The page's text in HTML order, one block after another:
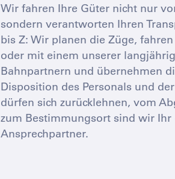
Wir fahren Ihre Güter nicht nur
sondern verantworten Ihren
bis Z: Wir planen die Züge,
oder mit einem unserer
Bahnpartnern und übernehmen
Disposition des Personals und
dürfen sich zurücklehnen, vom
zum Bestimmungsort sind wir Ihr
Ansprechpartner.